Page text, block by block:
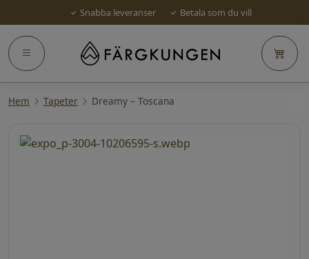
Snabba leveranser Betala som du vill
Hem Tapeter Dreamy – Toscana